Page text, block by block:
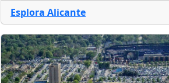
Esplora Alicante